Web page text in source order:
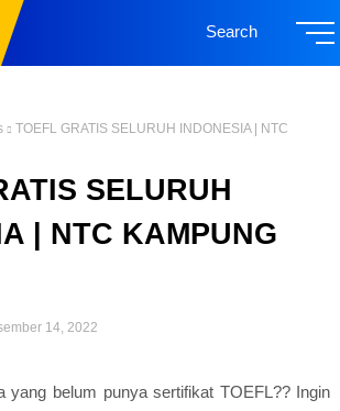
Search
TOEFL GRATIS SELURUH INDONESIA | NTC
SELURUH
| NTC KAMPUNG
14, 2022
yang belum punya sertifikat TOEFL?? Ingin